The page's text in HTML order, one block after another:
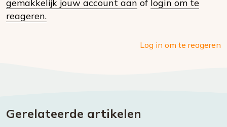
gemakkelijk jouw account aan of login om te
reageren.
Log in om te reageren
Gerelateerde artikelen